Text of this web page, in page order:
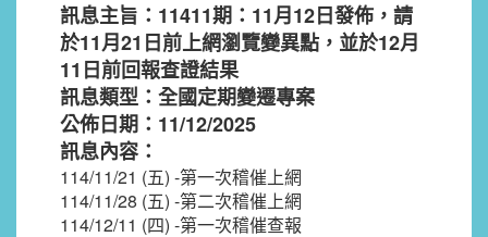
訊息主旨：11411期：11月12日發佈，請
於11月21日前上網瀏覽變異點，並於12月
11日前回報查證結果
訊息類型：全國定期變遷專案
公佈日期：11/12/2025
訊息內容：
114/11/21 (五) -第一次稽催上網
114/11/28 (五) -第二次稽催上網
114/12/11 (四) -第一次稽催查報